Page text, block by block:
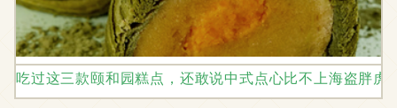
吃过这三款颐和园糕点，还敢说中式点心比不上海盗胖虎